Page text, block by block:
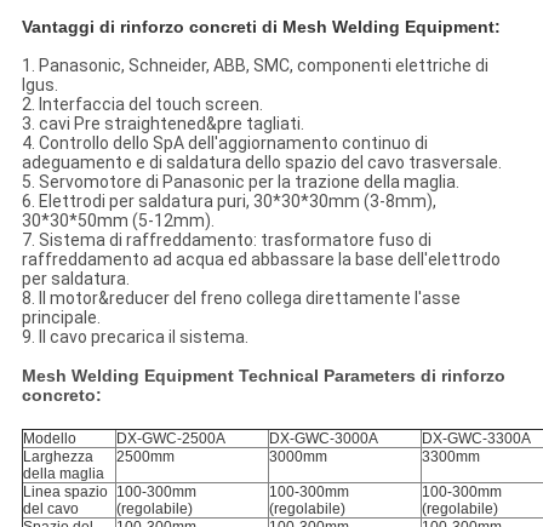
Vantaggi di rinforzo concreti di Mesh Welding Equipment:
1. Panasonic, Schneider, ABB, SMC, componenti elettriche di
Igus.
2. Interfaccia del touch screen.
3. cavi Pre straightened&pre tagliati.
4. Controllo dello SpA dell'aggiornamento continuo di
adeguamento e di saldatura dello spazio del cavo trasversale.
5. Servomotore di Panasonic per la trazione della maglia.
6. Elettrodi per saldatura puri, 30*30*30mm (3-8mm),
30*30*50mm (5-12mm).
7. Sistema di raffreddamento: trasformatore fuso di
raffreddamento ad acqua ed abbassare la base dell'elettrodo
per saldatura.
8. Il motor&reducer del freno collega direttamente l'asse
principale.
9. Il cavo precarica il sistema.
Mesh Welding Equipment Technical Parameters di rinforzo
concreto:
Modello DX-GWC-2500A DX-GWC-3000A
DX-GWC-3300A
Larghezza
della maglia
2500mm 3000mm 3300mm
Linea spazio
del cavo
100-300mm
(regolabile)
100-300mm
(regolabile)
100-300mm
(regolabile)